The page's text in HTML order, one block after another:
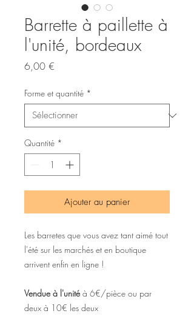
Barrette à paillette à
l'unité, bordeaux
6,00 €
Forme et quantité *
Quantité *
Ajouter au panier
Les barretes que vous avez tant aimé tout
l'été sur les marchés et en boutique
arrivent enfin en ligne !
Vendue à l'unitéà 6€/pièce ou par
deux à 10€ les deux